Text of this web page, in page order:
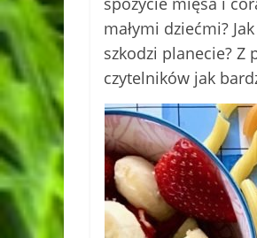
małymi dziećmi?
szkodzi planecie? Z
czytelników jak